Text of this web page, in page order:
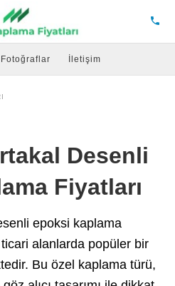
Fotoğraflar İletişim
Desenli
Fiyatları
epoksi kaplama
alanlarda popüler bir
Bu özel kaplama türü,